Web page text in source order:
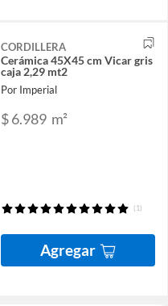
CORDILLERA
Cerámica 45X45 cm Vicar gris
caja 2,29 mt2
Por Imperial
$ 6.989 m²
(1)
Agregar